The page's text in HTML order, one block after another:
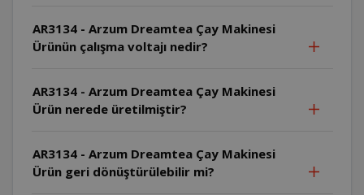
AR3134 - Arzum Dreamtea Çay Makinesi
Ürünün çalışma voltajı nedir?
AR3134 - Arzum Dreamtea Çay Makinesi
Ürün nerede üretilmiştir?
AR3134 - Arzum Dreamtea Çay Makinesi
Ürün geri dönüştürülebilir mi?